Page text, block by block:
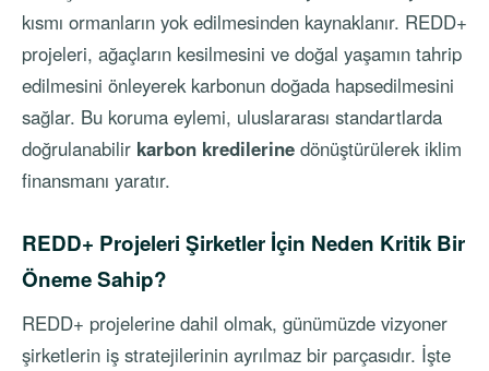
kısmı ormanların yok edilmesinden kaynaklanır. REDD+
projeleri, ağaçların kesilmesini ve doğal yaşamın tahrip
edilmesini önleyerek karbonun doğada hapsedilmesini
sağlar. Bu koruma eylemi, uluslararası standartlarda
doğrulanabilir karbon kredilerine dönüştürülerek iklim
finansmanı yaratır.
REDD+ Projeleri Şirketler İçin Neden Kritik Bir
Öneme Sahip?
REDD+ projelerine dahil olmak, günümüzde vizyoner
şirketlerin iş stratejilerinin ayrılmaz bir parçasıdır. İşte